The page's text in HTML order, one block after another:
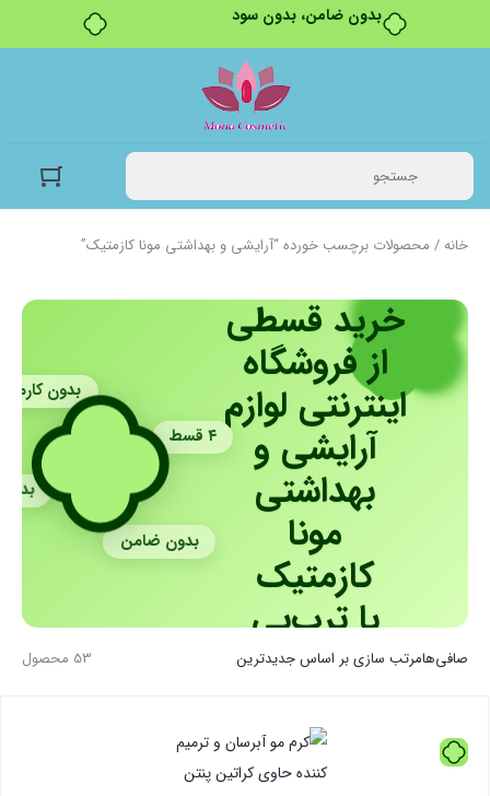
بدون ضامن، بدون سود
خانه/ محصولات برچسب خورده “آرایشی و بهداشتی مونا کازمتیک”
خرید قسطی
از فروشگاه
اینترنتی لوازم
آرایشی و
بهداشتی
مونا
کازمتیک
با ترب‌پی
بدون کارمزد
۴ قسط
بدون ضامن
53 محصول صافی‌هامرتب سازی بر اساس جدیدترین